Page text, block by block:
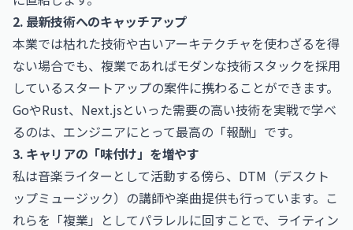
2. 最新技術へのキャッチアップ
本業では枯れた技術や古いアーキテクチャを使わざるを得
ない場合でも、複業であればモダンな技術スタックを採用
しているスタートアップの案件に携わることができます。
GoやRust、Next.jsといった需要の高い技術を実戦で学べ
るのは、エンジニアにとって最高の「報酬」です。
3. キャリアの「味付け」を増やす
私は音楽ライターとして活動する傍ら、DTM（デスクト
ップミュージック）の講師や楽曲提供も行っています。こ
れらを「複業」としてパラレルに回すことで、ライティン